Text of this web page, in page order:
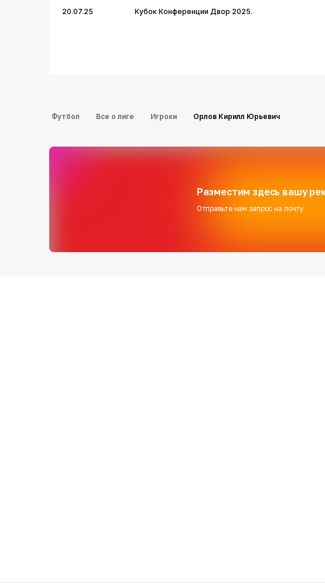
Футбол Все о лиге Игроки Орлов Кирилл Юрьевич
20.07.25 Кубок Конференции Двор 2025.
Разместим здесь вашу
Отправьте нам запрос на почту